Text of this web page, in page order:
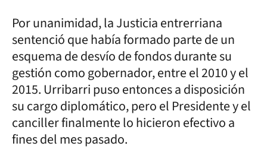
Por unanimidad, la Justicia entrerriana
sentenció que había formado parte de un
esquema de desvío de fondos durante su
gestión como gobernador, entre el 2010 y el
2015. Urribarri puso entonces a disposición
su cargo diplomático, pero el Presidente y el
canciller finalmente lo hicieron efectivo a
fines del mes pasado.